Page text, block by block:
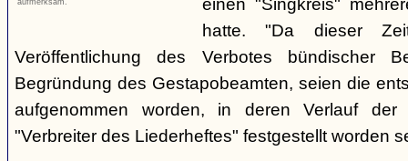
aufmerksam.
einen "Singkreis"
hatte. "Da dieser
Veröffentlichung des Verbotes bündischer
Begründung des Gestapobeamten, seien die
aufgenommen worden, in deren Verlauf der
"Verbreiter des Liederheftes" festgestellt worden